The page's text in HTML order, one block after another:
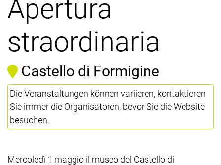
Apertura
straordinaria
Castello di Formigine
Die Veranstaltungen können variieren, kontaktieren
Sie immer die Organisatoren, bevor Sie die Website
besuchen.
Mercoledì 1 maggio il museo del Castello di